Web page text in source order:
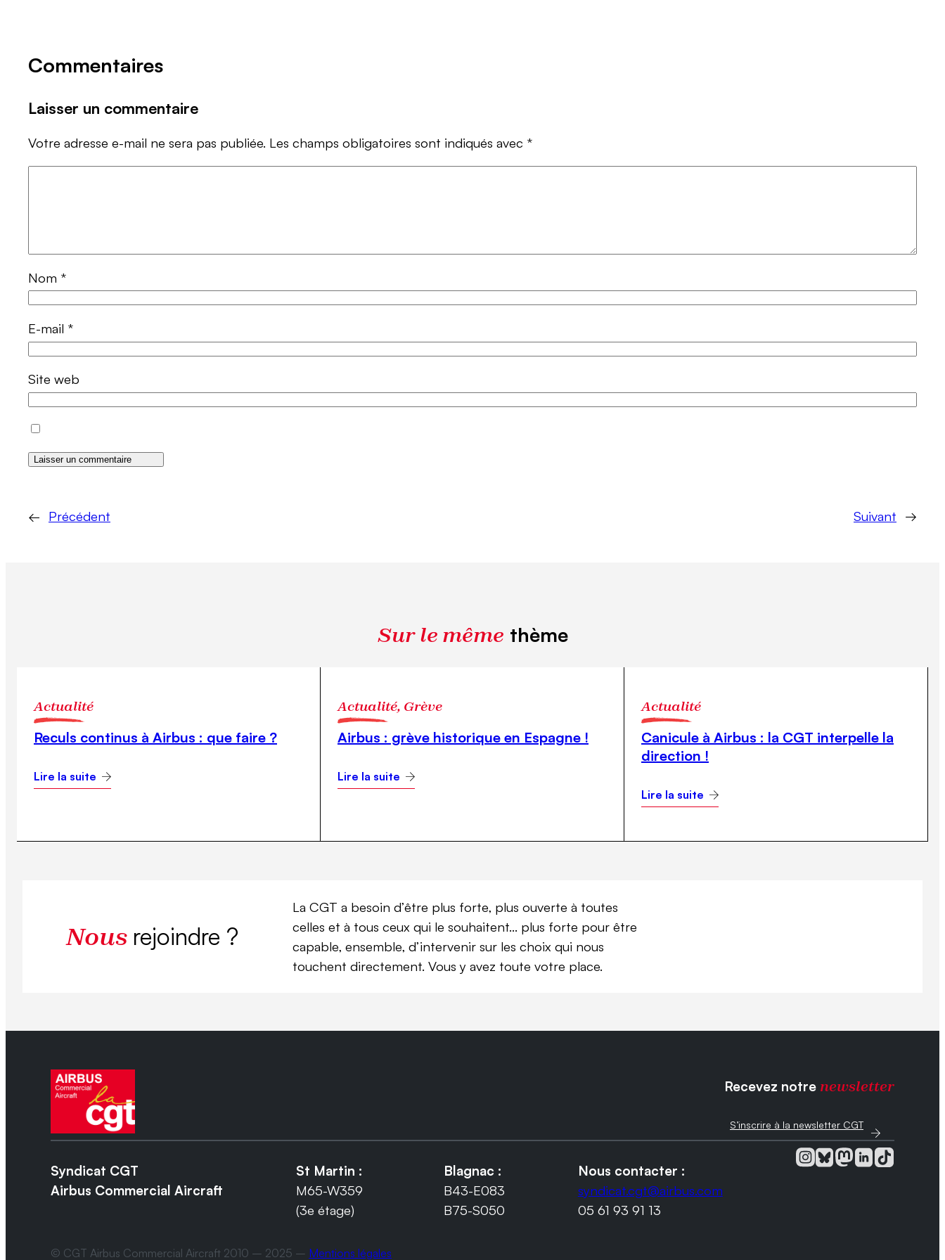
Commentaires
Laisser un commentaire
Votre adresse e-mail ne sera pas publiée. Les champs obligatoires sont indiqués avec *
Nom *
E-mail *
Site web
← Précédent Suivant →
Sur le même thème
Actualité
Reculs continus à Airbus : que faire ?
Lire la suite
Actualité, Grève
Airbus : grève historique en Espagne !
Lire la suite
Actualité
Canicule à Airbus : la CGT interpelle la
direction !
Lire la suite
Nous rejoindre ?
La CGT a besoin d’être plus forte, plus ouverte à toutes
celles et à tous ceux qui le souhaitent… plus forte pour être
capable, ensemble, d’intervenir sur les choix qui nous
touchent directement. Vous y avez toute votre place.
Recevez notre newsletter
S’inscrire à la newsletter CGT
Syndicat CGT
Airbus Commercial Aircraft
St Martin :
M65-W359
(3e étage)
Blagnac :
B43-E083
B75-S050
Nous contacter :
syndicat.cgt@airbus.com
05 61 93 91 13
© CGT Airbus Commercial Aircraft 2010 – 2025 – Mentions légales